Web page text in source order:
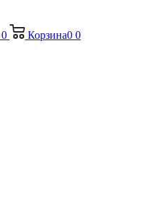
0 Корзина0 0